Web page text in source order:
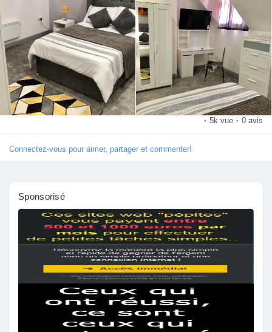
Découvrir Pages
Pages aimées
Financement
Mon financement
Offres
#StudentLiving
#AffordableHousing
#BirminghamAccommodation #AffordableLiving
https://www.studenttenant.com/student-
accommodation/birmingham/corporation-street-7154
· 5k vue · 0 avis
Connectez-vous pour aimer, partager et commenter!
Sponsorisé